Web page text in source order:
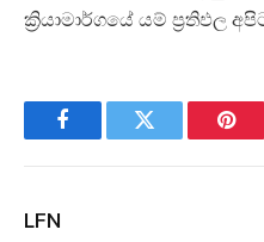
ක්‍රියාමාර්ගයේ යම් ප්‍රතිඵල
FacebookTwitter
LFN